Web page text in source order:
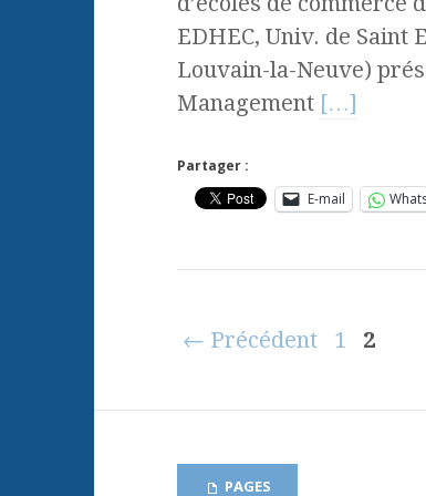
EDHEC, Univ. de Saint
Louvain-la-Neuve)
Management […]
Partager :
E-mail
← Précédent 1 2
PAGES